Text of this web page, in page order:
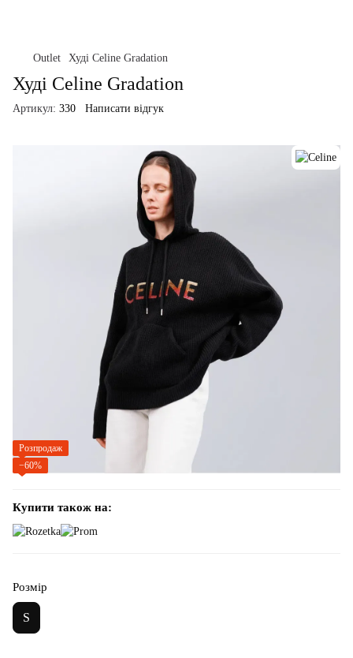
Outlet Худі Celine Gradation
Худі Celine Gradation
Артикул: 330 Написати відгук
Розпродаж
−60%
Купити також на:
Розмір
S